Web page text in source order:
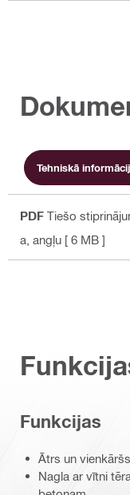
Tehniskā
PDF Tiešo
a , angļu [ 6 MB ]
Funkcijas
Ātrs un
Nagla ar vītni